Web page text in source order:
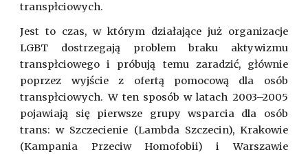
transpłciowych.
Jest to czas, w którym działające już organizacje
LGBT dostrzegają problem braku aktywizmu
transpłciowego i próbują temu zaradzić, głównie
poprzez wyjście z ofertą pomocową dla osób
transpłciowych. W ten sposób w latach 2003–2005
pojawiają się pierwsze grupy wsparcia dla osób
trans: w Szczecienie (Lambda Szczecin), Krakowie
(Kampania Przeciw Homofobii) i Warszawie